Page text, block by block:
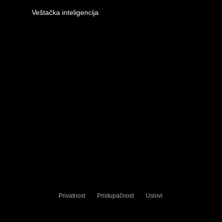
Veštačka inteligencija
Privatnost Pristupačnost Uslovi